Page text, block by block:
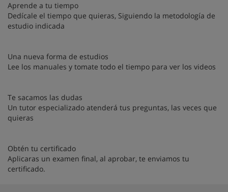
Aprende a tu tiempo
Dedícale el tiempo que quieras, Siguiendo la metodología de
estudio indicada
Una nueva forma de estudios
Lee los manuales y tomate todo el tiempo para ver los videos
Te sacamos las dudas
Un tutor especializado atenderá tus preguntas, las veces que
quieras
Obtén tu certificado
Aplicaras un examen final, al aprobar, te enviamos tu
certificado.